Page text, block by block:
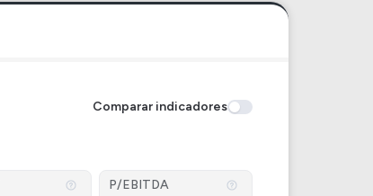
Comparar indicadores
P/EBITDA